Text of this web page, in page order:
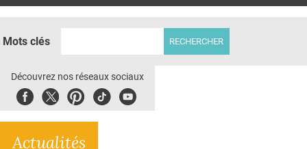
E-REVUE SAD
THÉMA
Mots clés
Découvrez nos réseaux sociaux
FacebookTwitterPinterest
TiktokYoubute
Actualités